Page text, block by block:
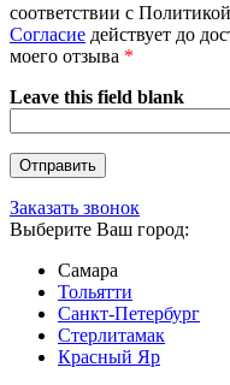
соответствии с
Согласие действует до
моего отзыва *
Leave this field blank
Заказать звонок
Выберите Ваш город:
Самара
Тольятти
Санкт-Петербург
Стерлитамак
Красный Яр